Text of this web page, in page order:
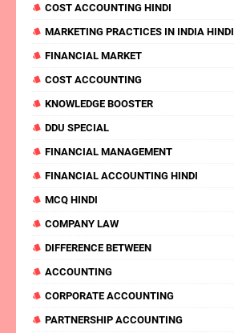
COST ACCOUNTING HINDI
MARKETING PRACTICES IN INDIA HINDI
FINANCIAL MARKET
COST ACCOUNTING
KNOWLEDGE BOOSTER
DDU SPECIAL
FINANCIAL MANAGEMENT
FINANCIAL ACCOUNTING HINDI
MCQ HINDI
COMPANY LAW
DIFFERENCE BETWEEN
ACCOUNTING
CORPORATE ACCOUNTING
PARTNERSHIP ACCOUNTING